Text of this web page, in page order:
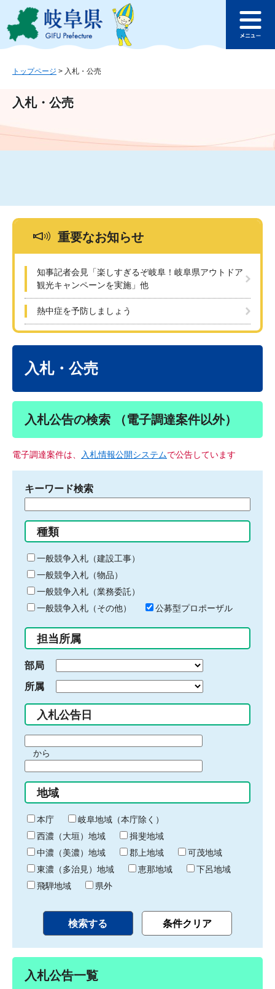
ジ
ュ
文
このページの本文へ
ュ
トップページ > 入札・公売
入札・公売
重要なお知らせ
知事記者会見「楽しすぎるぞ岐阜！岐阜県アウトドア
観光キャンペーンを実施」他
熱中症を予防しましょう
入札・公売
入札公告の検索 （電子調達案件以外）
電子調達案件は、 入札情報公開システムで公告しています
キーワード検索
る
キ
ー
ワ
ー
ド
入
力
種類
一般競争入札（建設工事）
一般競争入札（物品）
一般競争入札（業務委託）
一般競争入札（その他）
公募型プロポーザル
担当所属
部局
所属
入札公告日
間
始
り
から
間
終
わ
り
地域
本庁
岐阜地域（本庁除く）
西濃（大垣）地域
揖斐地域
中濃（美濃）地域
郡上地域
可茂地域
東濃（多治見）地域
恵那地域
下呂地域
飛騨地域
県外
入札公告一覧